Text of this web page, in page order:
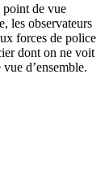
point de vue
les observateurs
forces de police
dont on ne voit
d’ensemble.